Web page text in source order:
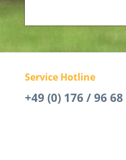
Service Hotline
+49 (0) 176 / 96